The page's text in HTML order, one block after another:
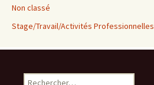
Non classé
Stage/Travail/Activités Professionnelles
Rechercher :